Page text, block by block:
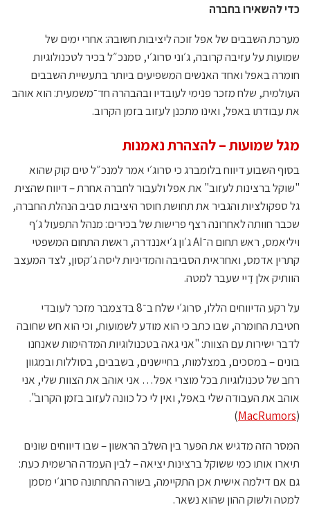
כדי להשאירו בחברה
מערכת השבבים של אפל זוכה ליציבות חשובה: אחרי ימים של
שמועות על עזיבה קרובה, ג׳וני סרוג׳י, סמנכ״ל בכיר לטכנולוגיות
חומרה באפל ואחד האנשים המשפיעים ביותר בתעשיית השבבים
העולמית, שלח מזכר פנימי לעובדיו ובהבהרה חד־משמעית: הוא אוהב
את עבודתו באפל, ואינו מתכנן לעזוב בזמן הקרוב.
מגל שמועות – להצהרת נאמנות
בסוף השבוע דיווח בלומברג כי סרוג׳י אמר למנכ״ל טים קוק שהוא
"שוקל ברצינות לעזוב" את אפל ולעבור לחברה אחרת – דיווח שהצית
גל ספקולציות והגביר את תחושת חוסר היציבות סביב הנהלת החברה,
שכבר חוותה לאחרונה רצף פרישות של בכירים: מנהל התפעול ג׳ף
ויליאמס, ראש תחום ה־AI ג׳ון ג׳יאננדרה, ראשת התחום המשפטי
קתרין אדמס, ואחראית הסביבה והמדיניות ליסה ג׳קסון, לצד המעצב
הוותיק אלן דַיי שעבר למטה.
על רקע הדיווחים הללו, סרוג׳י שלח ב־8 בדצמבר מזכר לעובדי
חטיבת החומרה, שבו כתב כי הוא מודע לשמועות, וכי הוא חש שחובה
לדבר ישירות עם הצוות: "אני גאה בטכנולוגיות המדהימות שאנחנו
בונים – במסכים, במצלמות, בחיישנים, בשבבים, בסוללות ובמגוון
רחב של טכנולוגיות בכל מוצרי אפל… אני אוהב את הצוות שלי, אני
אוהב את העבודה שלי באפל, ואין לי כל כוונה לעזוב בזמן הקרוב".
(
MacRumors
)
המסר הזה מדגיש את הפער בין השלב הראשון – שבו דיווחים שונים
תיארו אותו כמי ששוקל ברצינות יציאה – לבין העמדה הרשמית כעת:
גם אם דילמה אישית אכן התקיימה, בשורה התחתונה סרוג׳י מסמן
למטה ולשוק ההון שהוא נשאר.